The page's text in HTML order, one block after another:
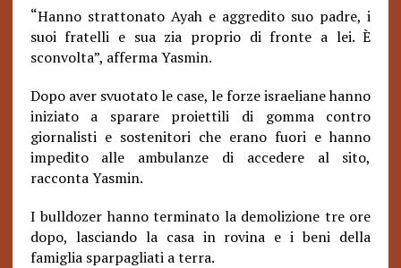
“Hanno strattonato Ayah e aggredito suo padre, i
suoi fratelli e sua zia proprio di fronte a lei. È
sconvolta”, afferma Yasmin.
Dopo aver svuotato le case, le forze israeliane hanno
iniziato a sparare proiettili di gomma contro
giornalisti e sostenitori che erano fuori e hanno
impedito alle ambulanze di accedere al sito,
racconta Yasmin.
I bulldozer hanno terminato la demolizione tre ore
dopo, lasciando la casa in rovina e i beni della
famiglia sparpagliati a terra.